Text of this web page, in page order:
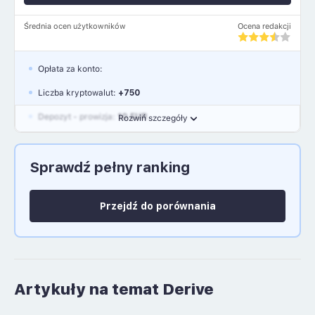
Średnia ocen użytkowników Ocena redakcji
Rozwiń szczegóły
Opłata za konto:
Liczba kryptowalut: +750
Depozyt - prowizja: 10 EUR
Język polski: NIE
Sprawdź pełny ranking
Przejdź do porównania
Artykuły na temat Derive